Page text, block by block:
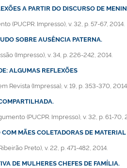
A PARTIR DO DISCURSO DE
(PUCPR. Impresso), v. 32, p. 57-67, 2014.
SOBRE AUSÊNCIA PATERNA.
(Impresso), v. 34, p. 226-242, 2014.
ALGUMAS REFLEXÕES
Revista (Impressa), v. 19, p. 353-370, 2014.
(PUCPR. Impresso), v. 32, p. 61-70,
MÃES COLETADORAS DE MATERIAL
Preto), v. 22, p. 471-482, 2014.
DE MULHERES CHEFES DE FAMÍLIA.